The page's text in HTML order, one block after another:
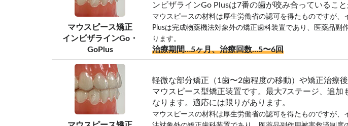
マウスピース矯正
インビザラインGo・
GoPlus
ンビザラインGo Plusは7番の歯が咬み合っていること
マウスピースの材料は厚生労働省の認可を得たものですが、
Plusは完成物薬機法対象外の矯正歯科装置であり、医薬品副
ります。
治療期間…5ヶ月、治療回数…5〜6回
軽微な部分矯正（1歯〜2歯程度の移動）や矯正治療
マウスピース型矯正装置です。最大7ステージ、追加
なります。適応には限りがあります。
マウスピースの材料は厚生労働省の認可を得たものですが